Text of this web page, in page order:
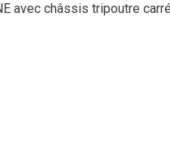
avec châssis tripoutre